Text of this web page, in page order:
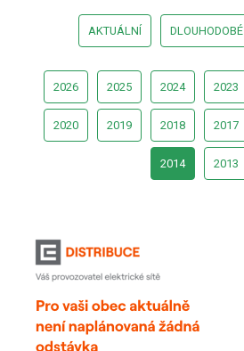
AKTUÁLNÍ DLOUHODOBÉ
2026 2025 2024 2023
2020 2019 2018 2017
2014 2013